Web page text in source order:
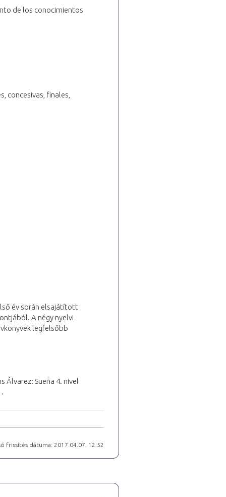
de los conocimientos
concesivas, finales,
év során elsajátított
A négy nyelvi
legfelsőbb
Álvarez: Sueña 4. nivel
frissítés dátuma: 2017.04.07. 12:52